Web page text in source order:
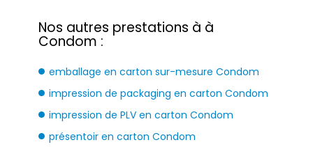
Nos autres prestations à à
Condom :
emballage en carton sur-mesure Condom
impression de packaging en carton Condom
impression de PLV en carton Condom
présentoir en carton Condom